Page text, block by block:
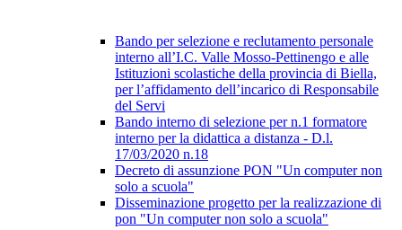
Bando per selezione e reclutamento personale
interno all’I.C. Valle Mosso-Pettinengo e alle
Istituzioni scolastiche della provincia di Biella,
per l’affidamento dell’incarico di Responsabile
del Servi
Bando interno di selezione per n.1 formatore
interno per la didattica a distanza - D.l.
17/03/2020 n.18
Decreto di assunzione PON "Un computer non
solo a scuola"
Disseminazione progetto per la realizzazione di
pon "Un computer non solo a scuola"